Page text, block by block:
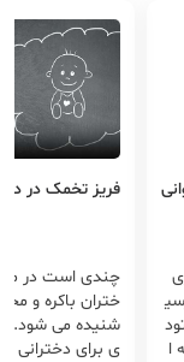
ا
فریز تخمک در
چندی است در
ختران باکره و
شنیده می شود.
ی برای دخترانی